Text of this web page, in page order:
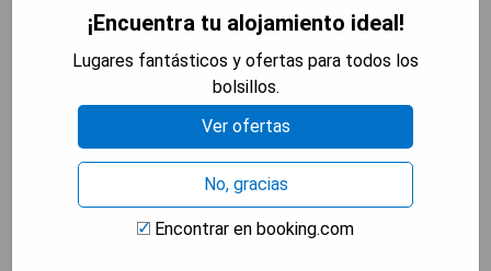
- Opción de alquiler de coches para facilitar la
exploración local.
MOSTRAR PRECIOS
Cana Rock Condos
¡Encuentra tu alojamiento ideal!
Lugares fantásticos y ofertas para todos los
bolsillos.
Ver ofertas
No, gracias
Encontrar en booking.com